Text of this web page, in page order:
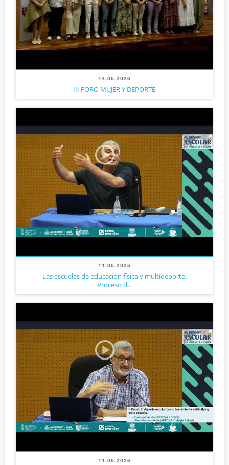
13-06-2026
III FORO MUJER Y DEPORTE
11-06-2026
Las escuelas de educación física y multideporte.
Proceso d...
11-06-2026